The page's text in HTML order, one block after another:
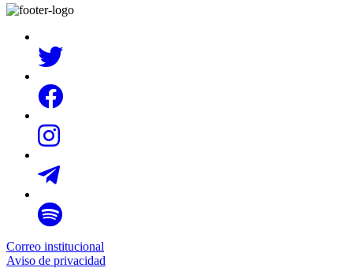
Correo institucional
Aviso de privacidad